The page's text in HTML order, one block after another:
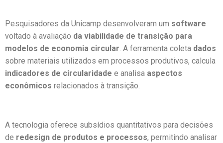
Pesquisadores da Unicamp desenvolveram um software
voltado à avaliação da viabilidade de transição para
modelos de economia circular. A ferramenta coleta dados
sobre materiais utilizados em processos produtivos, calcula
indicadores de circularidade e analisa aspectos
econômicos relacionados à transição.
A tecnologia oferece subsídios quantitativos para decisões
de redesign de produtos e processos, permitindo analisar